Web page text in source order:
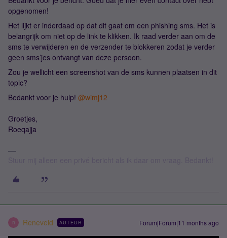
opgenomen!
Het lijkt er inderdaad op dat dit gaat om een phishing sms. Het is
belangrijk om niet op de link te klikken. Ik raad verder aan om de
sms te verwijderen en de verzender te blokkeren zodat je verder
geen sms’jes ontvangt van deze persoon.
Zou je wellicht een screenshot van de sms kunnen plaatsen in dit
topic?
Bedankt voor je hulp! ​ @wimj12
Groetjes,
Roeqajja
R Reneveld AUTEUR Forum|Forum|11 months ago